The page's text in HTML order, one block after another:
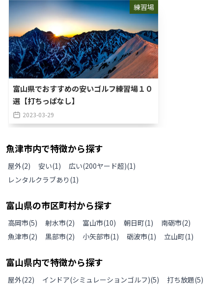
練習場
富山県でおすすめの安いゴルフ練習場１０
選【打ちっぱなし】
2023-03-29
魚津市内で特徴から探す
屋外(2) 安い(1) 広い(200ヤード超)(1)
レンタルクラブあり (1)
富山県の市区町村から探す
高岡市(5) 射水市(2) 富山市(10) 朝日町(1) 南砺市(2)
魚津市(2) 黒部市(2) 小矢部市(1) 砺波市(1) 立山町(1)
富山県内で特徴から探す
屋外(22) インドア(シミュレーションゴルフ)(5) 打ち放題(5)